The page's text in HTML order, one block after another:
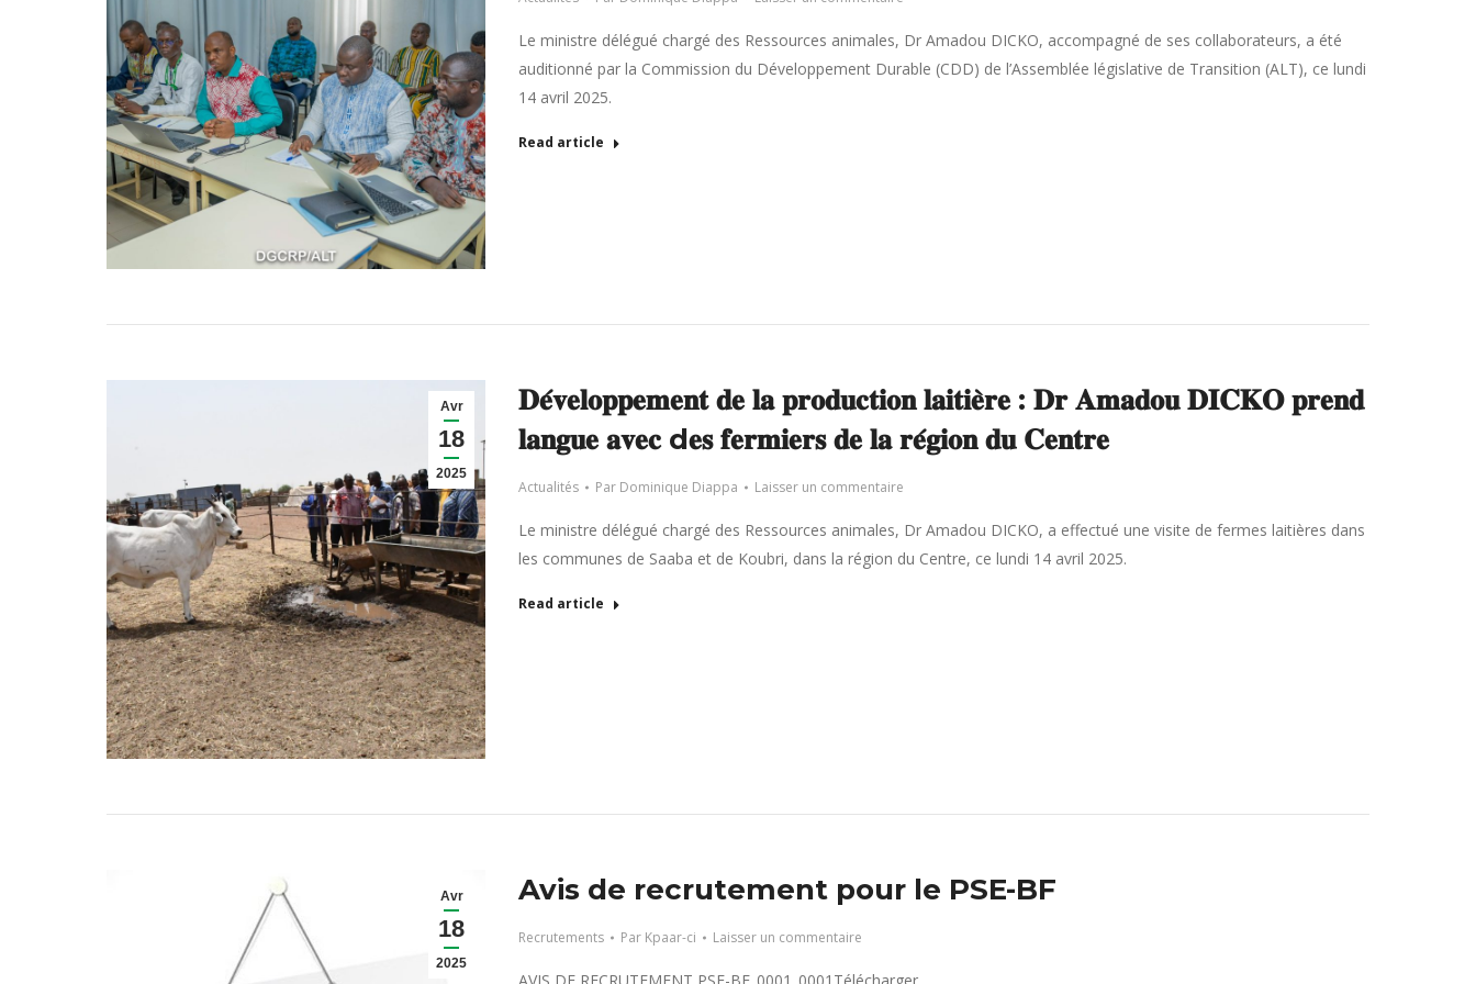
Le ministre délégué chargé des Ressources animales, Dr Amadou DICKO, accompagné de ses collaborateurs, a été
auditionné par la Commission du Développement Durable (CDD) de l’Assemblée législative de Transition (ALT), ce lundi
14 avril 2025.
Read article
Avr
18
2025
𝐃𝐞́𝐯𝐞𝐥𝐨𝐩𝐩𝐞𝐦𝐞𝐧𝐭 𝐝𝐞 𝐥𝐚 𝐩𝐫𝐨𝐝𝐮𝐜𝐭𝐢𝐨𝐧 𝐥𝐚𝐢𝐭𝐢𝐞̀𝐫𝐞 : 𝐃𝐫 𝐀𝐦𝐚𝐝𝐨𝐮 𝐃𝐈𝐂𝐊𝐎 𝐩𝐫𝐞𝐧𝐝
𝐥𝐚𝐧𝐠𝐮𝐞 𝐚𝐯𝐞𝐜 d𝐞𝐬 𝐟𝐞𝐫𝐦𝐢𝐞𝐫𝐬 𝐝𝐞 𝐥𝐚 𝐫𝐞́𝐠𝐢𝐨𝐧 𝐝𝐮 𝐂𝐞𝐧𝐭𝐫𝐞
Actualités Par Dominique Diappa Laisser un commentaire
Le ministre délégué chargé des Ressources animales, Dr Amadou DICKO, a effectué une visite de fermes laitières dans
les communes de Saaba et de Koubri, dans la région du Centre, ce lundi 14 avril 2025.
Read article
Avr
18
2025
Avis de recrutement pour le PSE-BF
Recrutements Par Kpaar-ci Laisser un commentaire